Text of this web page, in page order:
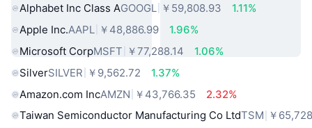
Alphabet Inc Class AGOOGL ￥59,808.93
1.11%
Apple Inc.AAPL ￥48,886.99
1.96%
Microsoft CorpMSFT ￥77,288.14
1.06%
SilverSILVER ￥9,562.72
1.37%
Amazon.com IncAMZN ￥43,766.35
2.32%
Taiwan Semiconductor Manufacturing Co LtdTSM ￥